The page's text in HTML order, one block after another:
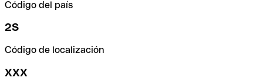
Código del país
2S
Código de localización
XXX